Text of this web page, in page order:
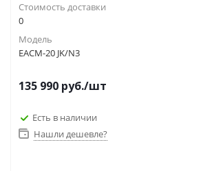
Стоимость доставки
0
Модель
EACM-20 JK/N3
135 990 руб./шт
Есть в наличии
Нашли дешевле?